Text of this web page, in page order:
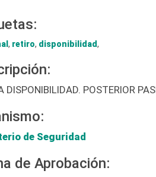
, retiro, disponibilidad,
DISPONIBILIDAD. POSTERIOR
de Seguridad
de Aprobación: